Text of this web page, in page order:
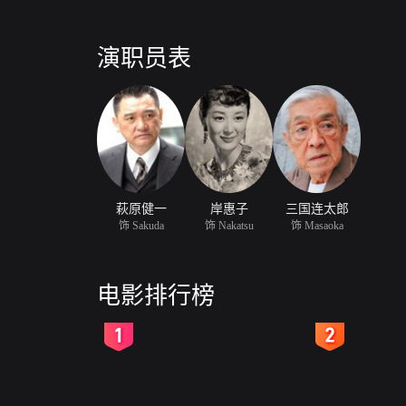
演职员表
萩原健一
饰 Sakuda
岸惠子
饰 Nakatsu
三国连太郎
饰 Masaoka
电影排行榜